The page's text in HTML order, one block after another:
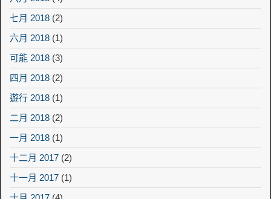
七月 2018 (2)
六月 2018 (1)
可能 2018 (3)
四月 2018 (2)
遊行 2018 (1)
二月 2018 (2)
一月 2018 (1)
十二月 2017 (2)
十一月 2017 (1)